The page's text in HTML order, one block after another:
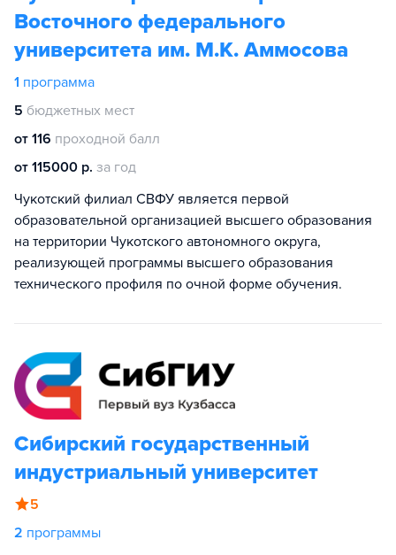
Восточного федерального
университета им. М.К. Аммосова
1 программа
5 бюджетных мест
от 116 проходной балл
от 115000 р. за год
Чукотский филиал СВФУ является первой
образовательной организацией высшего образования
на территории Чукотского автономного округа,
реализующей программы высшего образования
технического профиля по очной форме обучения.
Сибирский государственный
индустриальный университет
5
2 программы